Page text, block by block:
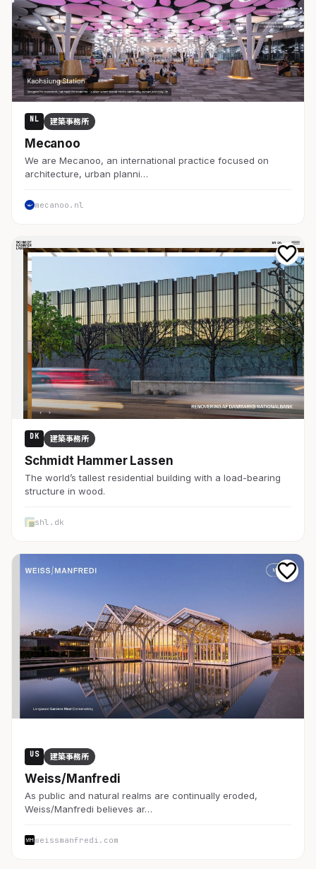
NL 建築事務所
Mecanoo
We are Mecanoo, an international practice focused on
architecture, urban planni…
mecanoo.nl
DK 建築事務所
Schmidt Hammer Lassen
The world’s tallest residential building with a load-bearing
structure in wood.
shl.dk
US 建築事務所
Weiss/Manfredi
As public and natural realms are continually eroded,
Weiss/Manfredi believes ar…
weissmanfredi.com